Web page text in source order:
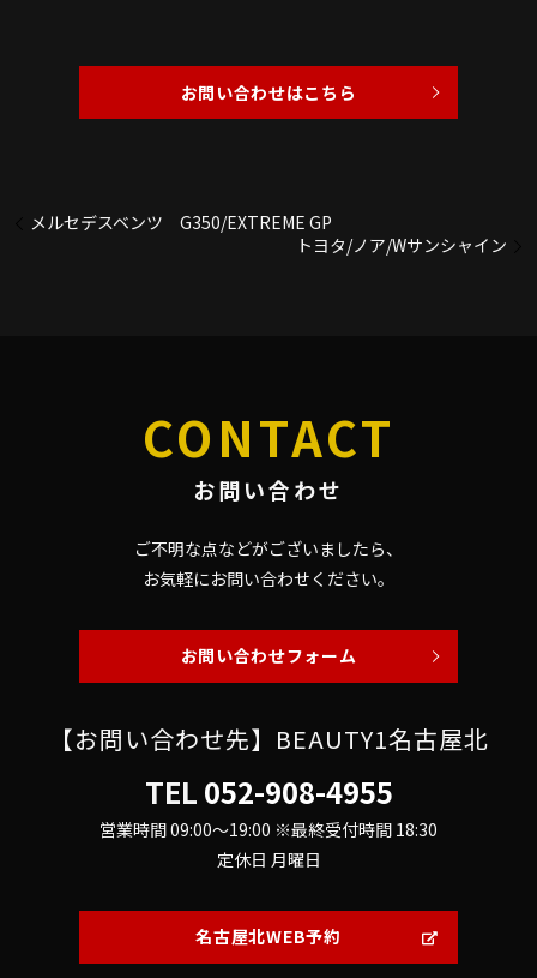
お問い合わせはこちら
メルセデスベンツ G350/EXTREME GP
トヨタ/ノア/Wサンシャイン
CONTACT
お問い合わせ
ご不明な点などがございましたら、
お気軽にお問い合わせください。
お問い合わせフォーム
【お問い合わせ先】BEAUTY1名古屋北
TEL 052-908-4955
営業時間 09:00～19:00 ※最終受付時間 18:30
定休日 月曜日
名古屋北WEB予約